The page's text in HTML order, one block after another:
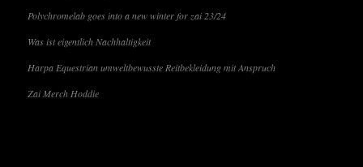
Polychromelab goes into a new winter for zai 23/24
Was ist eigentlich Nachhaltigkeit
Harpa Equestrian umweltbewusste Reitbekleidung mit Anspruch
Zai Merch Hoddie